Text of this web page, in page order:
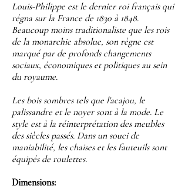
Louis-Philippe est le dernier roi français qui
régna sur la France de 1830 à 1848.
Beaucoup moins traditionaliste que les rois
de la monarchie absolue, son règne est
marqué par de profonds changements
sociaux, économiques et politiques au sein
du royaume.
Les bois sombres tels que l'acajou, le
palissandre et le noyer sont à la mode. Le
style est à la réinterprétation des meubles
des siècles passés. Dans un souci de
maniabilité, les chaises et les fauteuils sont
équipés de roulettes.
Dimensions: